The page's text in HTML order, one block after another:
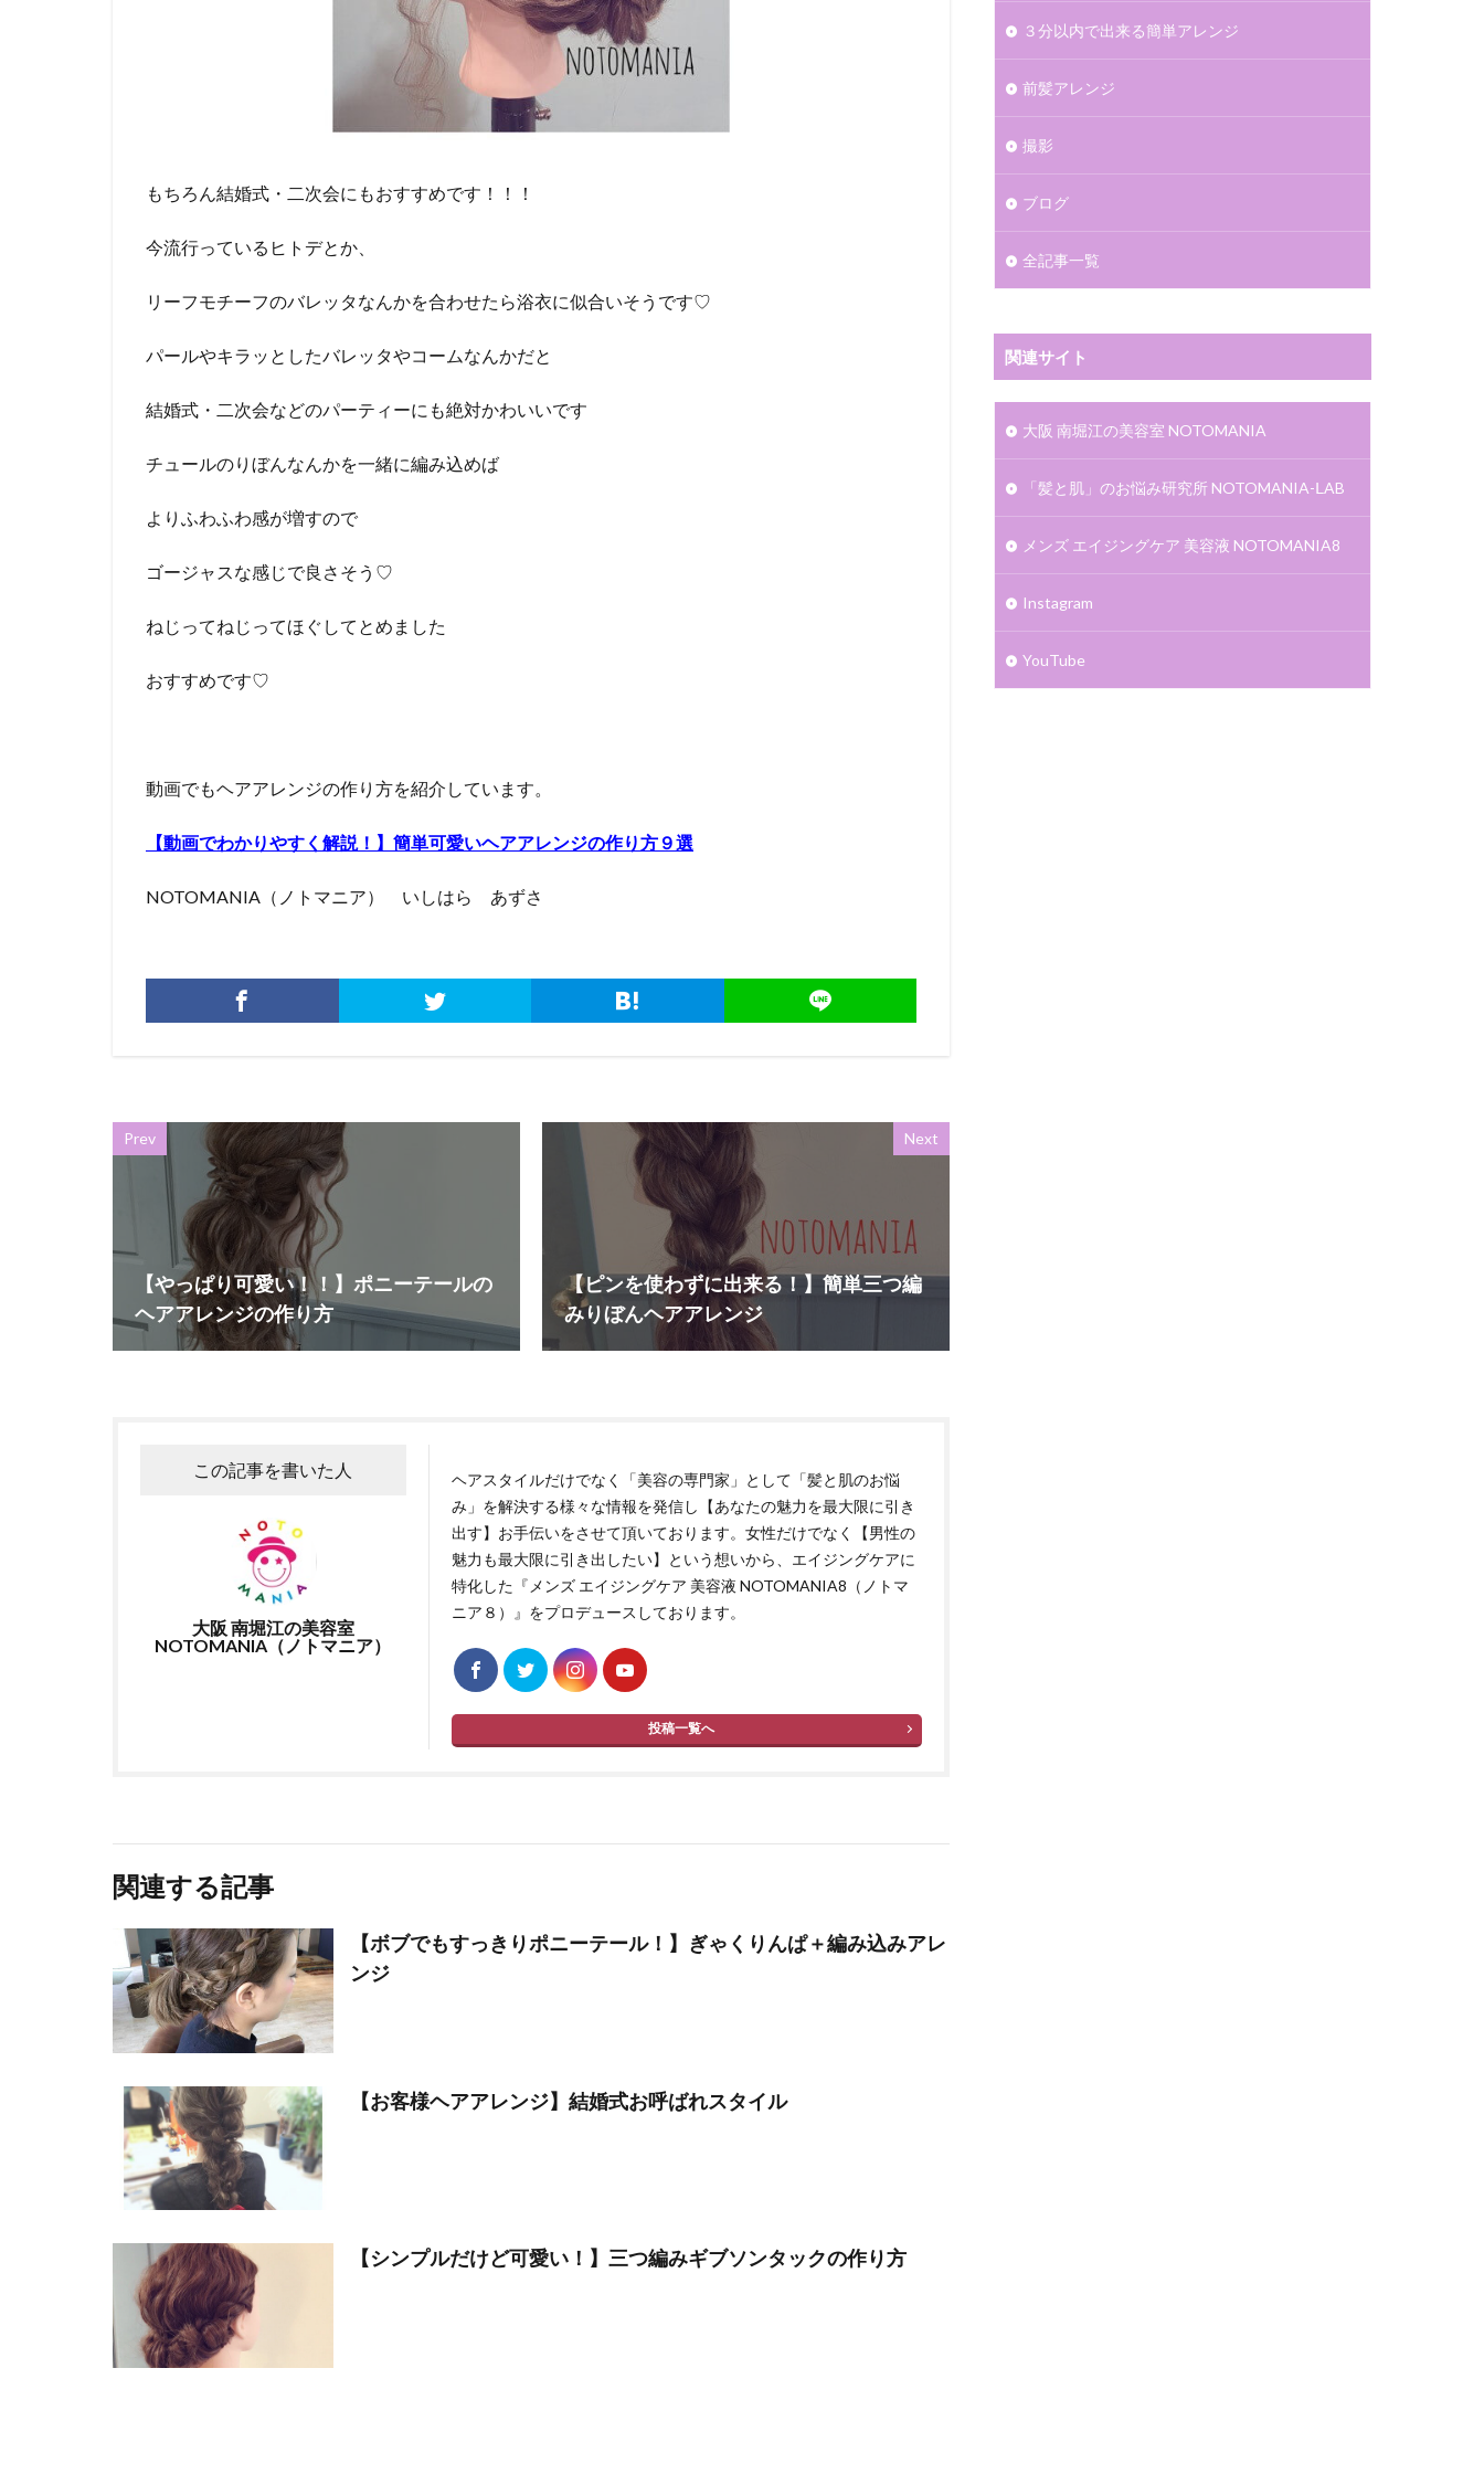
もちろん結婚式・二次会にもおすすめです！！！
今流行っているヒトデとか、
リーフモチーフのバレッタなんかを合わせたら浴衣に似合いそうです♡
パールやキラッとしたバレッタやコームなんかだと
結婚式・二次会などのパーティーにも絶対かわいいです
チュールのりぼんなんかを一緒に編み込めば
よりふわふわ感が増すので
ゴージャスな感じで良さそう♡
ねじってねじってほぐしてとめました
おすすめです♡
動画でもヘアアレンジの作り方を紹介しています。
【動画でわかりやすく解説！】簡単可愛いヘアアレンジの作り方９選
NOTOMANIA（ノトマニア） いしはら あずさ
Prev
【やっぱり可愛い！！】ポニーテールの
ヘアアレンジの作り方
Next
【ピンを使わずに出来る！】簡単三つ編
みりぼんヘアアレンジ
この記事を書いた人
大阪 南堀江の美容室
NOTOMANIA（ノトマニア）
ヘアスタイルだけでなく「美容の専門家」として「髪と肌のお悩
み」を解決する様々な情報を発信し【あなたの魅力を最大限に引き
出す】お手伝いをさせて頂いております。女性だけでなく【男性の
魅力も最大限に引き出したい】という想いから、エイジングケアに
特化した『メンズ エイジングケア 美容液 NOTOMANIA8（ノトマ
ニア８）』をプロデュースしております。
投稿一覧へ
関連する記事
【ボブでもすっきりポニーテール！】ぎゃくりんぱ＋編み込みアレ
ンジ
【お客様ヘアアレンジ】結婚式お呼ばれスタイル
【シンプルだけど可愛い！】三つ編みギブソンタックの作り方
３分以内で出来る簡単アレンジ
前髪アレンジ
撮影
ブログ
全記事一覧
関連サイト
大阪 南堀江の美容室 NOTOMANIA
「髪と肌」のお悩み研究所 NOTOMANIA-ⅬAB
メンズ エイジングケア 美容液 NOTOMANIA8
Instagram
YouTube